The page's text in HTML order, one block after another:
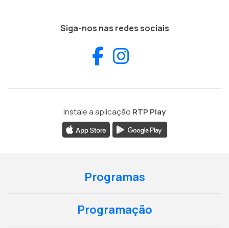
Siga-nos nas redes sociais
Facebook
Instale a aplicação RTP Play
Programas
Programação